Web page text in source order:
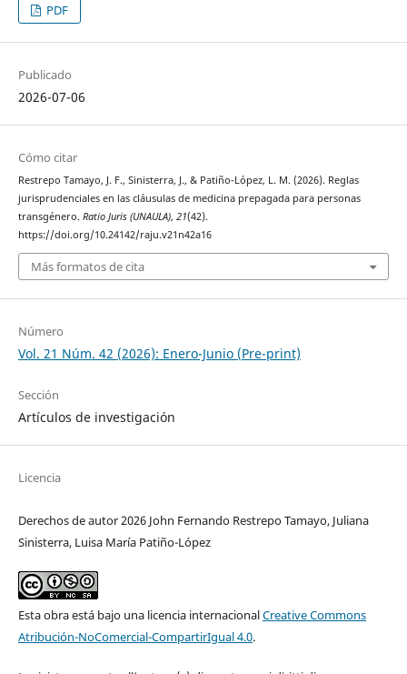
PDF
Publicado
2026-07-06
Cómo citar
Restrepo Tamayo, J. F., Sinisterra, J., & Patiño-López, L. M. (2026). Reglas
jurisprudenciales en las cláusulas de medicina prepagada para personas
transgénero. Ratio Juris (UNAULA), 21(42).
https://doi.org/10.24142/raju.v21n42a16
Más formatos de cita
Número
Vol. 21 Núm. 42 (2026): Enero-Junio (Pre-print)
Sección
Artículos de investigación
Licencia
Derechos de autor 2026 John Fernando Restrepo Tamayo, Juliana
Sinisterra, Luisa María Patiño-López
Esta obra está bajo una licencia internacionalCreative Commons
Atribución-NoComercial-CompartirIgual 4.0.